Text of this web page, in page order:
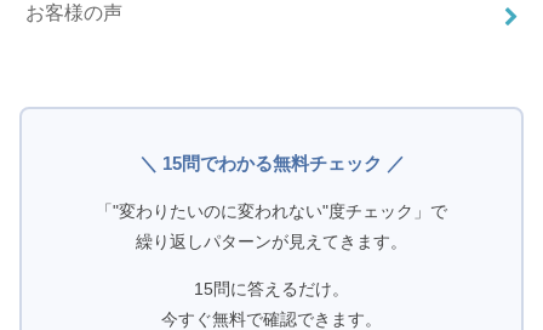
お客様の声
＼ 15問でわかる無料チェック ／
「"変わりたいのに変われない"度チェック」で
繰り返しパターンが見えてきます。
15問に答えるだけ。
今すぐ無料で確認できます。